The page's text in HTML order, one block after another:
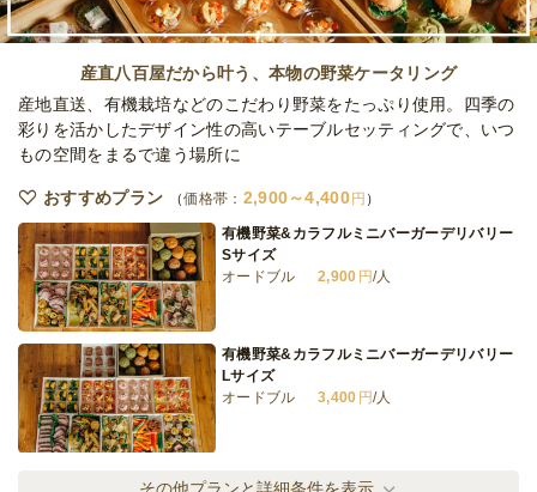
全てのプランを見る（5件）
オードブル
締切 2日前18時
最低ご注文金額 23,000円
産直八百屋だから叶う、本物の野菜ケータリング
産地直送、有機栽培などのこだわり野菜をたっぷり使用。四季の
彩りを活かしたデザイン性の高いテーブルセッティングで、いつ
もの空間をまるで違う場所に
おすすめプラン 価格帯： 2,900～4,400 円
有機野菜&カラフルミニバーガーデリバリー
Sサイズ
オードブル
2,900 円/人
有機野菜&カラフルミニバーガーデリバリー
Lサイズ
オードブル
3,400 円/人
有機野菜&お魚の本格和食デリバリーSサイ